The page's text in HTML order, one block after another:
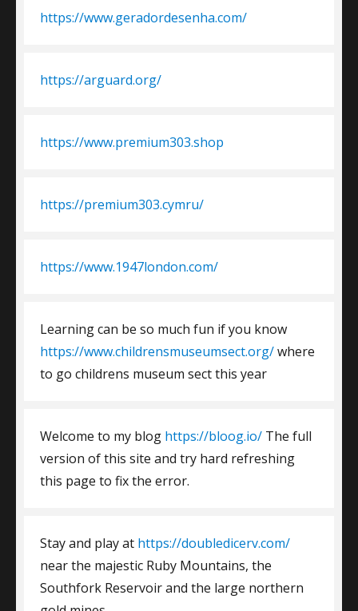
https://www.geradordesenha.com/
https://arguard.org/
https://www.premium303.shop
https://premium303.cymru/
https://www.1947london.com/
Learning can be so much fun if you know
https://www.childrensmuseumsect.org/where
to go childrens museum sect this year
Welcome to my blog https://bloog.io/ The full
version of this site and try hard refreshing
this page to fix the error.
Stay and play at https://doubledicerv.com/
near the majestic Ruby Mountains, the
Southfork Reservoir and the large northern